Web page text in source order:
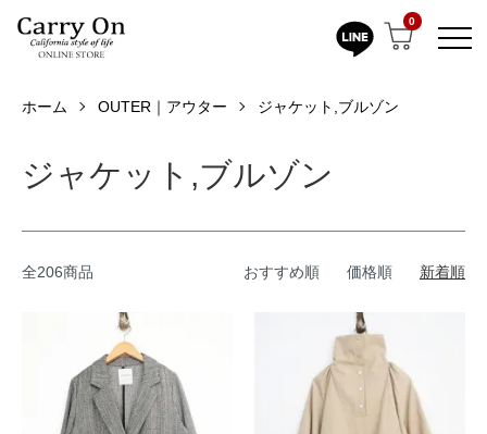
0
ホーム OUTER｜アウター ジャケット,ブルゾン
ジャケット,ブルゾン
全206商品 おすすめ順 価格順 新着順